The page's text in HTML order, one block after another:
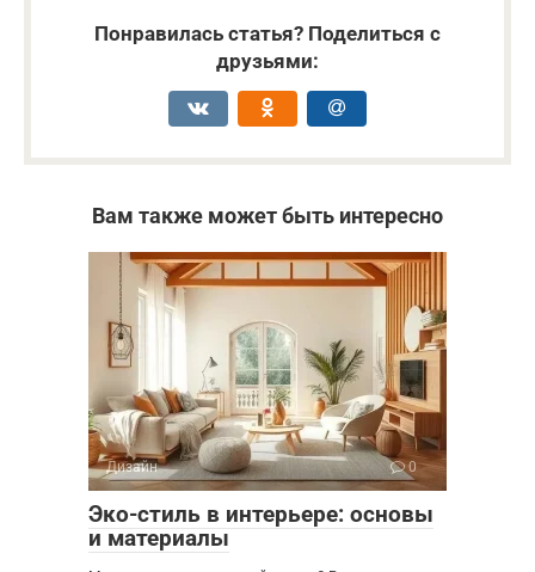
Понравилась статья? Поделиться с
друзьями:
Вам также может быть интересно
Дизайн 0
Эко-стиль в интерьере: основы
и материалы